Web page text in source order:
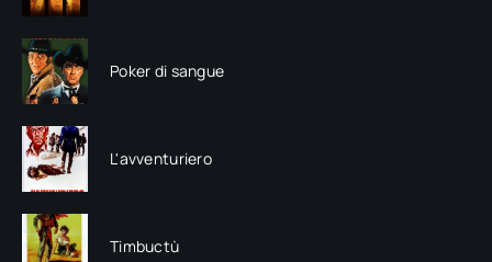
Poker di sangue
L'avventuriero
Timbuctù